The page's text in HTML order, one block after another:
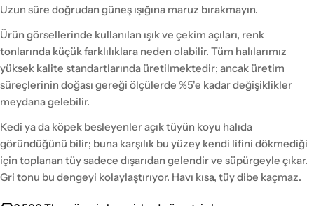
Uzun süre doğrudan güneş ışığına maruz bırakmayın.
Ürün görsellerinde kullanılan ışık ve çekim açıları, renk
tonlarında küçük farklılıklara neden olabilir. Tüm halılarımız
yüksek kalite standartlarında üretilmektedir; ancak üretim
süreçlerinin doğası gereği ölçülerde %5'e kadar değişiklikler
meydana gelebilir.
Kedi ya da köpek besleyenler açık tüyün koyu halıda
göründüğünü bilir; buna karşılık bu yüzey kendi lifini dökmediği
için toplanan tüy sadece dışarıdan gelendir ve süpürgeyle çıkar.
Gri tonu bu dengeyi kolaylaştırıyor. Havı kısa, tüy dibe kaçmaz.